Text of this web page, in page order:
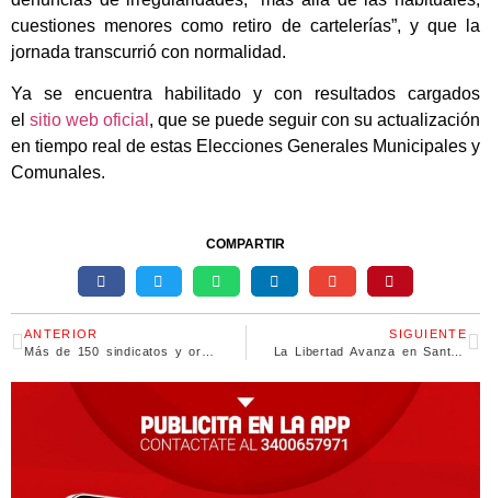
cuestiones menores como retiro de cartelerías”, y que la
jornada transcurrió con normalidad.
Ya se encuentra habilitado y con resultados cargados
el sitio web oficial , que se puede seguir con su actualización
en tiempo real de estas Elecciones Generales Municipales y
Comunales.
COMPARTIR
ANTERIOR
SIGUIENTE